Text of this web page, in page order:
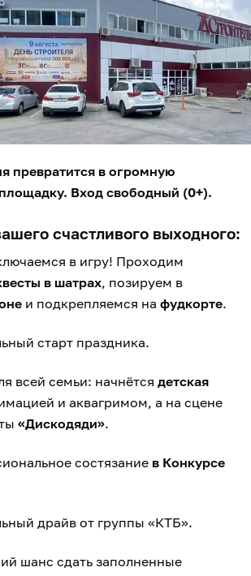
превратится в огромную
Вход свободный (0+).
счастливого выходного:
в игру! Проходим
в шатрах, позируем в
и подкрепляемся на фудкорте.
старт праздника.
всей семьи: начнётся детская
и аквагримом, а на сцене
«Дискодяди».
состязание в Конкурсе
драйв от группы «КТБ».
шанс сдать заполненные